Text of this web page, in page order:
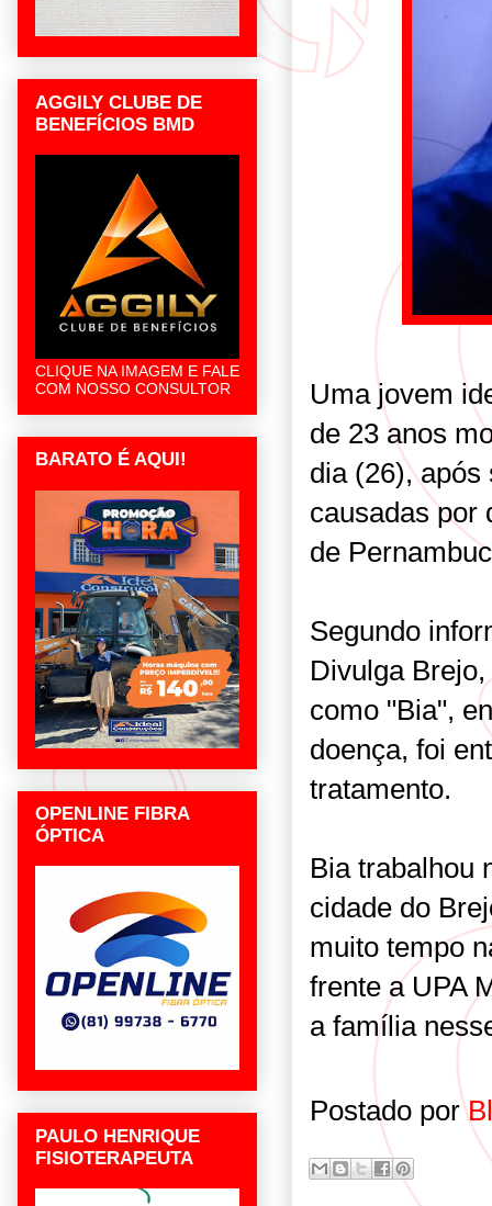
Uma jovem
de 23 anos
dia (26),
causadas por
de
Segundo
Divulga
como "Bia",
doença, foi
tratamento.
Bia trabalhou
cidade do
muito tempo
frente a UPA
a família
Postado por
AGGILY CLUBE DE
BENEFÍCIOS BMD
CLIQUE NA IMAGEM E FALE
COM NOSSO CONSULTOR
BARATO É AQUI!
OPENLINE FIBRA
ÓPTICA
PAULO HENRIQUE
FISIOTERAPEUTA